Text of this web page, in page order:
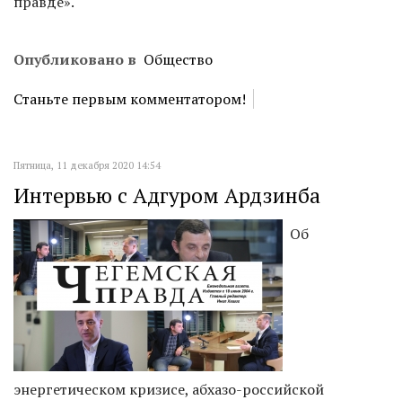
Опубликовано в Общество
Станьте первым комментатором!
Пятница, 11 декабря 2020 14:54
Интервью с Адгуром Ардзинба
Об
энергетическом кризисе, абхазо-российской